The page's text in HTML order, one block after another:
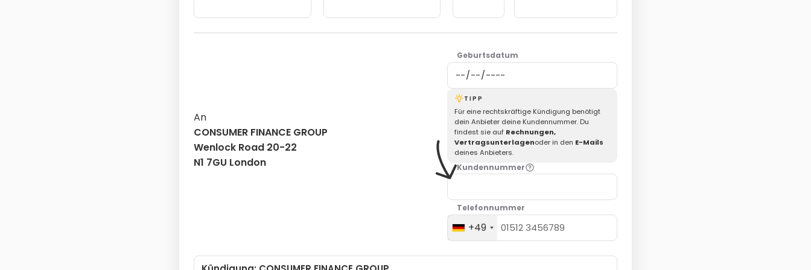
Dokumente hochladen (optional) : + Dokumente hinzufügen
An
CONSUMER FINANCE GROUP
Wenlock Road 20-22
N1 7GU London
Geburtsdatum
TIPP
Für eine rechtskräftige Kündigung benötigt
dein Anbieter deine Kundennummer. Du
findest sie auf Rechnungen,
Vertragsunterlagenoder in den E-Mails
deines Anbieters.
Kundennummer
Telefonnummer
+49